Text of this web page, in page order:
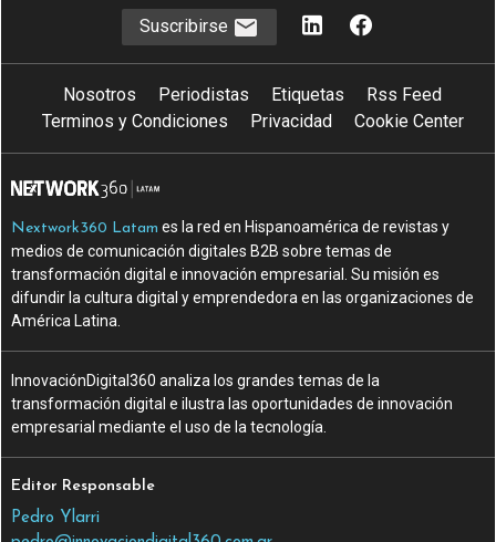
Suscribirse
Nosotros Periodistas Etiquetas
Rss Feed
Terminos y Condiciones
Privacidad Cookie Center
Nextwork360 Latam es la red en Hispanoamérica de revistas y
medios de comunicación digitales B2B sobre temas de
transformación digital e innovación empresarial. Su misión es
difundir la cultura digital y emprendedora en las organizaciones de
América Latina.
InnovaciónDigital360 analiza los grandes temas de la
transformación digital e ilustra las oportunidades de innovación
empresarial mediante el uso de la tecnología.
Editor Responsable
Pedro Ylarri